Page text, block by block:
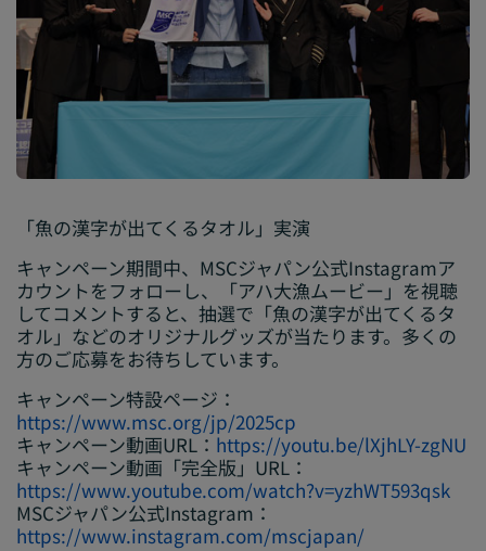
「魚の漢字が出てくるタオル」実演
キャンペーン期間中、MSCジャパン公式Instagramア
カウントをフォローし、「アハ大漁ムービー」を視聴
してコメントすると、抽選で「魚の漢字が出てくるタ
オル」などのオリジナルグッズが当たります。多くの
方のご応募をお待ちしています。
キャンペーン特設ページ：
https://www.msc.org/jp/2025cp
キャンペーン動画URL： https://youtu.be/lXjhLY-zgNU
キャンペーン動画「完全版」URL：
https://www.youtube.com/watch?v=yzhWT593qsk
MSCジャパン公式Instagram：
https://www.instagram.com/mscjapan/